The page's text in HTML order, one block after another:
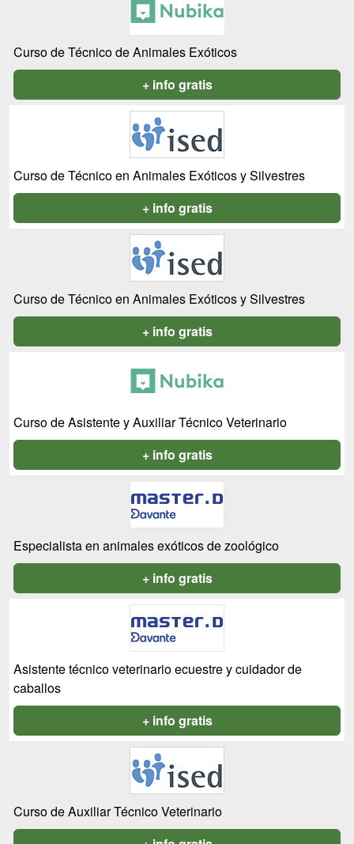
Curso de Técnico de Animales Exóticos
+ info gratis
Curso de Técnico en Animales Exóticos y Silvestres
+ info gratis
Curso de Técnico en Animales Exóticos y Silvestres
+ info gratis
Curso de Asistente y Auxiliar Técnico Veterinario
+ info gratis
Especialista en animales exóticos de zoológico
+ info gratis
Asistente técnico veterinario ecuestre y cuidador de
caballos
+ info gratis
Curso de Auxiliar Técnico Veterinario